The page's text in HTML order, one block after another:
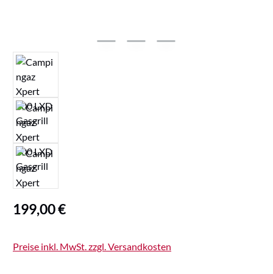
Regulärer Preis:
199,00 €
Preise inkl. MwSt. zzgl. Versandkosten